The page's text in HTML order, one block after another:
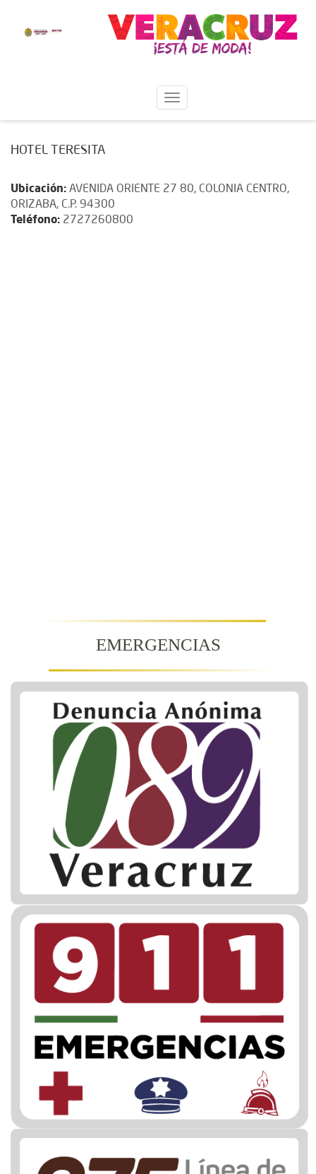
HOTEL TERESITA
Ubicación: AVENIDA ORIENTE 27 80, COLONIA CENTRO,
ORIZABA, C.P. 94300
Teléfono: 2727260800
EMERGENCIAS